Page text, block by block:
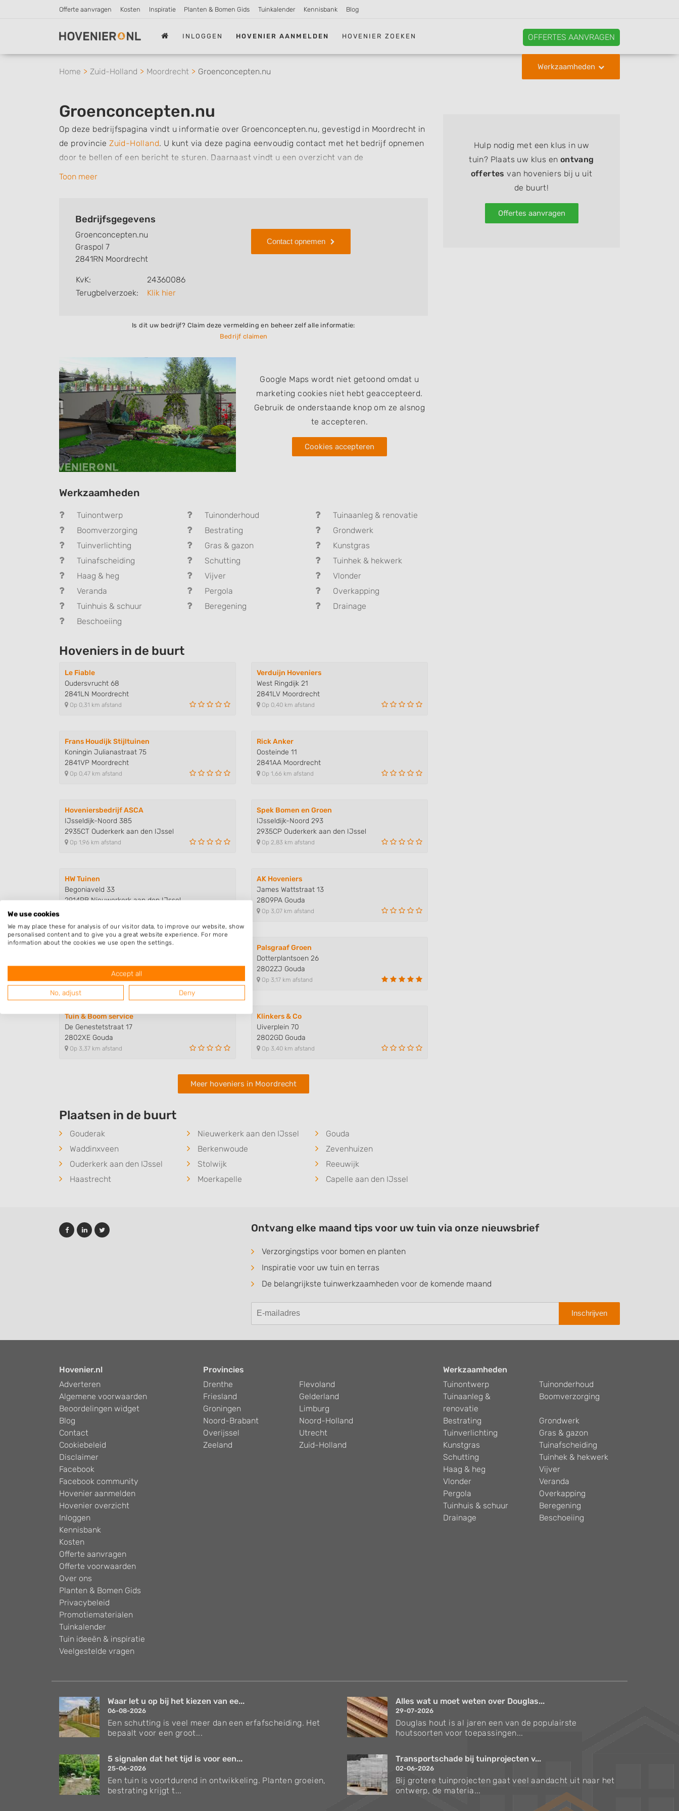
Offerte aanvragen Kosten Inspiratie Planten & Bomen Gids Tuinkalender Kennisbank Blog
INLOGGEN HOVENIER AANMELDEN HOVENIER ZOEKEN OFFERTES AANVRAGEN
Werkzaamheden
Home Zuid-Holland Moordrecht Groenconcepten.nu
Groenconcepten.nu
Op deze bedrijfspagina vindt u informatie over Groenconcepten.nu, gevestigd in Moordrecht in
de provincie Zuid-Holland. U kunt via deze pagina eenvoudig contact met het bedrijf opnemen
door te bellen of een bericht te sturen. Daarnaast vindt u een overzicht van de
werkzaamheden van dit bedrijf, zo kunt u snel zien welke zaken Groenconcepten.nu voor u kan
Zoekt u een ander bedrijf? Bekijk dan andere hoveniers en bedrijven in
Toon meer
Bedrijfsgegevens
Groenconcepten.nu
Graspol 7
2841RN Moordrecht
KvK:
24360086
Terugbelverzoek:
Klik hier
Contact opnemen
Is dit uw bedrijf? Claim deze vermelding en beheer zelf alle informatie:
Bedrijf claimen
Google Maps wordt niet getoond omdat u
marketing cookies niet hebt geaccepteerd.
Gebruik de onderstaande knop om ze alsnog
te accepteren.
Cookies accepteren
Werkzaamheden
Tuinontwerp Tuinonderhoud
Tuinaanleg & renovatie
Boomverzorging
Bestrating
Grondwerk
Tuinverlichting
Gras & gazon
Kunstgras
Tuinafscheiding
Schutting
Tuinhek & hekwerk
Haag & heg
Vijver
Vlonder
Veranda
Pergola
Overkapping
Tuinhuis & schuur
Beregening
Drainage
Beschoeiing
Hoveniers in de buurt
Le Fiable
Oudersvrucht 68
2841LN Moordrecht
Op 0,31 km afstand
Verduijn Hoveniers
West Ringdijk 21
2841LV Moordrecht
Op 0,40 km afstand
Frans Houdijk Stijltuinen
Koningin Julianastraat 75
2841VP Moordrecht
Op 0,47 km afstand
Rick Anker
Oosteinde 11
2841AA Moordrecht
Op 1,66 km afstand
Hoveniersbedrijf ASCA
IJsseldijk-Noord 385
2935CT Ouderkerk aan den IJssel
Op 1,96 km afstand
Spek Bomen en Groen
IJsseldijk-Noord 293
2935CP Ouderkerk aan den IJssel
Op 2,83 km afstand
HW Tuinen
Begoniaveld 33
2914PB Nieuwerkerk aan den IJssel
AK Hoveniers
James Wattstraat 13
2809PA Gouda
Op 3,07 km afstand
Tom Korbee Hoveniers
2914TM Nieuwerkerk aan den IJssel
Op 3,16 km afstand
Palsgraaf Groen
Dotterplantsoen 26
2802ZJ Gouda
Op 3,17 km afstand
Tuin & Boom service
De Genestetstraat 17
2802XE Gouda
Op 3,37 km afstand
Klinkers & Co
Uiverplein 70
2802GD Gouda
Op 3,40 km afstand
Meer hoveniers in Moordrecht
Plaatsen in de buurt
Gouderak Nieuwerkerk aan den IJssel
Gouda
Waddinxveen
Berkenwoude
Zevenhuizen
Ouderkerk aan den IJssel
Stolwijk
Reeuwijk
Haastrecht
Moerkapelle Capelle aan den IJssel
Hulp nodig met een klus in uw
tuin? Plaats uw klus en ontvang
offertes van hoveniers bij u uit
de buurt!
Offertes aanvragen
Ontvang elke maand tips voor uw tuin via onze nieuwsbrief
Verzorgingstips voor bomen en planten
Inspiratie voor uw tuin en terras
De belangrijkste tuinwerkzaamheden voor de komende maand
Inschrijven
Hovenier.nl
Adverteren
Algemene voorwaarden
Beoordelingen widget
Blog
Contact
Cookiebeleid
Disclaimer
Facebook
Facebook community
Hovenier aanmelden
Hovenier overzicht
Inloggen
Kennisbank
Kosten
Offerte aanvragen
Offerte voorwaarden
Over ons
Planten & Bomen Gids
Privacybeleid
Promotiematerialen
Tuinkalender
Tuin ideeën & inspiratie
Veelgestelde vragen
Provincies
Drenthe
Flevoland
Friesland
Gelderland
Groningen
Limburg
Noord-Brabant
Noord-Holland
Overijssel
Utrecht
Zeeland
Zuid-Holland
Werkzaamheden
Tuinontwerp
Tuinonderhoud
Tuinaanleg &
renovatie
Boomverzorging
Bestrating
Grondwerk
Tuinverlichting
Gras & gazon
Kunstgras
Tuinafscheiding
Schutting
Tuinhek & hekwerk
Haag & heg
Vijver
Vlonder
Veranda
Pergola
Overkapping
Tuinhuis & schuur
Beregening
Drainage
Beschoeiing
Waar let u op bij het kiezen van ee...
06-08-2026
Een schutting is veel meer dan een erfafscheiding. Het
bepaalt voor een groot...
Alles wat u moet weten over Douglas...
29-07-2026
Douglas hout is al jaren een van de populairste
houtsoorten voor toepassingen...
5 signalen dat het tijd is voor een...
25-06-2026
Een tuin is voortdurend in ontwikkeling. Planten groeien,
bestrating krijgt t...
Transportschade bij tuinprojecten v...
02-06-2026
Bij grotere tuinprojecten gaat veel aandacht uit naar het
ontwerp, de materia...
We use cookies
We may place these for analysis of our visitor data, to improve our website, show
personalised content and to give you a great website experience. For more
information about the cookies we use open the settings.
Accept all
No, adjust Deny